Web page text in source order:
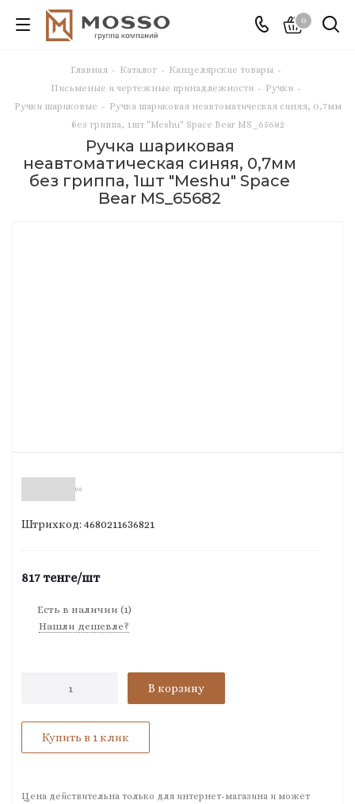
0
Главная - Каталог - Канцелярские товары -
Письменые и чертежные принадлежности - Ручки -
Ручки шариковые - Ручка шариковая неавтоматическая синяя, 0,7мм
без гриппа, 1шт "Meshu" Space Bear MS_65682
Ручка шариковая
неавтоматическая синяя, 0,7мм
без гриппа, 1шт "Meshu" Space
Bear MS_65682
(0)
Штрихкод: 4680211636821
817тенге/шт
Есть в наличии (1)
Нашли дешевле?
В корзину
Купить в 1 клик
Цена действительна только для интернет-магазина и может